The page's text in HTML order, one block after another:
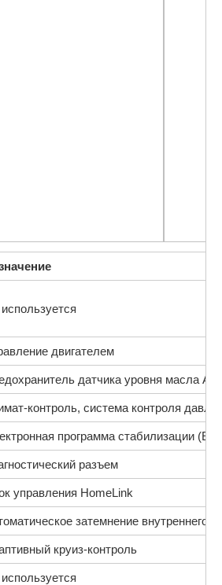
двигателем
датчика уровня масла
контроль, система контроля
программа стабилизации
разъем
управления HomeLink
затемнение внутреннего
круиз-контроль